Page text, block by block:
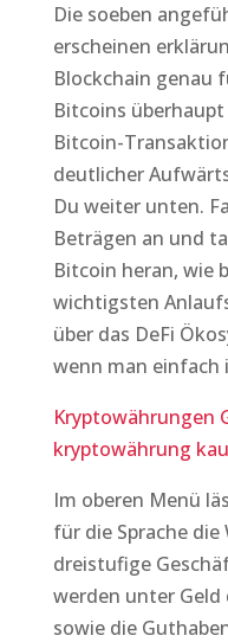
Die soeben
erscheinen
Blockchain genau
Bitcoins
Bitcoin-
deutlicher
Du weiter unten.
Beträgen an und
Bitcoin heran, wie
wichtigsten
über das DeFi
wenn man einfach
Kryptowährungen
kryptowährung
Im oberen Menü
für die Sprache
dreistufige
werden unter
sowie die